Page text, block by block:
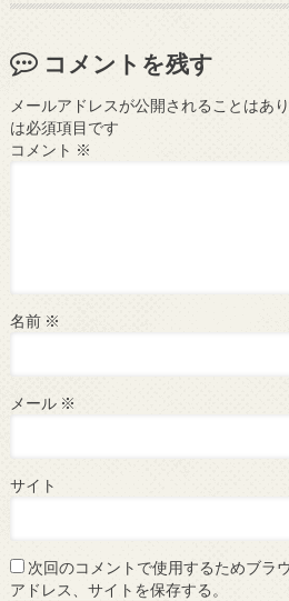
コメントを残す
メールアドレスが公開されることはあり
は必須項目です
コメント ※
名前 ※
メール ※
サイト
次回のコメントで使用するためブラ
アドレス、サイトを保存する。